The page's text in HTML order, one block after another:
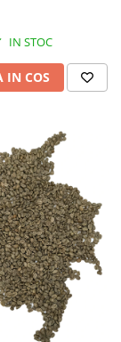
IN STOC
IN COS